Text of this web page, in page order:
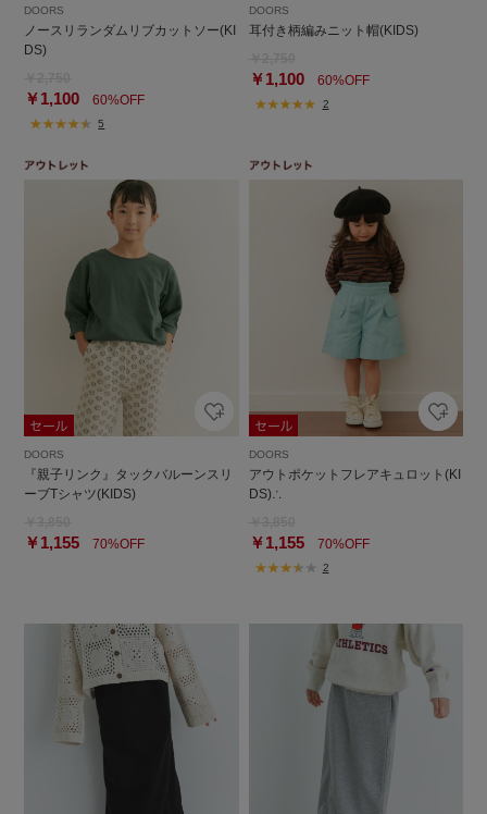
DOORS
ノースリランダムリブカットソー(KI
DS)
￥1,100 60%OFF
5
DOORS
耳付き柄編みニット帽(KIDS)
￥1,10060%OFF
2
DOORS
『親子リンク』タックバルーンスリ
ーブTシャツ(KIDS)
￥1,155 70%OFF
DOORS
アウトポケットフレアキュロット(KI
DS)∴
￥1,15570%OFF
2